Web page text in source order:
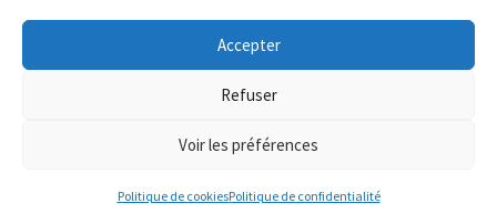
Accepter
Refuser
Voir les préférences
Politique de cookiesPolitique de confidentialité